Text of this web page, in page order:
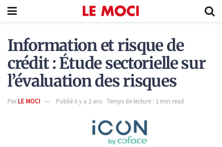
Information et risque de
crédit : Étude sectorielle sur
l’évaluation des risques
ParLE MOCI Publié il y a 2 ans Temps de lecture : 1 min read